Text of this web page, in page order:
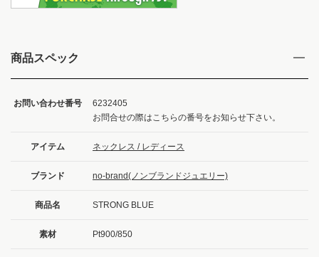
商品スペック
お問い合わせ番号
6232405
お問合せの際はこちらの番号をお知らせ下さい。
アイテム ネックレス / レディース
ブランド no-brand(ノンブランドジュエリー)
商品名 STRONG BLUE
素材 Pt900/850